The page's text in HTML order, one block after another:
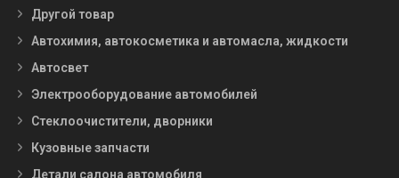
Другой товар
Автохимия, автокосметика и автомасла, жидкости
Автосвет
Электрооборудование автомобилей
Стеклоочистители, дворники
Кузовные запчасти
Детали салона автомобиля